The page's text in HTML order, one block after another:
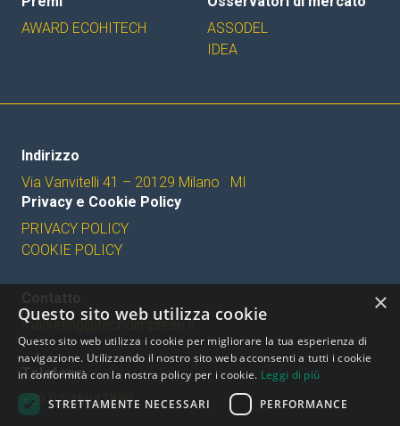
AWARD ECOHITECH
ASSODEL
IDEA
Indirizzo
Via Vanvitelli 41 – 20129 Milano MI
Privacy e Cookie Policy
PRIVACY POLICY
COOKIE POLICY
marketing@tecnoimprese.it
Telefono
+39 02 45947830
×
Questo sito web utilizza cookie
Questo sito web utilizza i cookie per migliorare la tua esperienza di
navigazione. Utilizzando il nostro sito web acconsenti a tutti i cookie
in conformità con la nostra policy per i cookie. Leggi di più
STRETTAMENTE NECESSARI
PERFORMANCE